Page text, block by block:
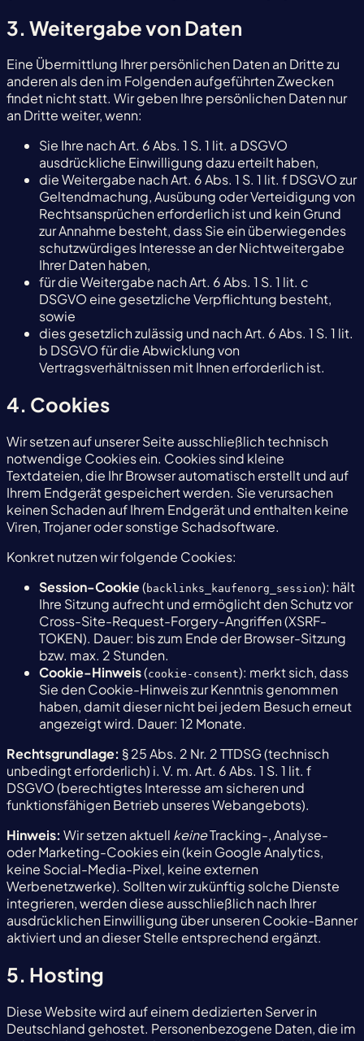
3. Weitergabe von Daten
Eine Übermittlung Ihrer persönlichen Daten an Dritte zu
anderen als den im Folgenden aufgeführten Zwecken
findet nicht statt. Wir geben Ihre persönlichen Daten nur
an Dritte weiter, wenn:
Sie Ihre nach Art. 6 Abs. 1 S. 1 lit. a DSGVO
ausdrückliche Einwilligung dazu erteilt haben,
die Weitergabe nach Art. 6 Abs. 1 S. 1 lit. f DSGVO zur
Geltendmachung, Ausübung oder Verteidigung von
Rechtsansprüchen erforderlich ist und kein Grund
zur Annahme besteht, dass Sie ein überwiegendes
schutzwürdiges Interesse an der Nichtweitergabe
Ihrer Daten haben,
für die Weitergabe nach Art. 6 Abs. 1 S. 1 lit. c
DSGVO eine gesetzliche Verpflichtung besteht,
sowie
dies gesetzlich zulässig und nach Art. 6 Abs. 1 S. 1 lit.
b DSGVO für die Abwicklung von
Vertragsverhältnissen mit Ihnen erforderlich ist.
4. Cookies
Wir setzen auf unserer Seite ausschließlich technisch
notwendige Cookies ein. Cookies sind kleine
Textdateien, die Ihr Browser automatisch erstellt und auf
Ihrem Endgerät gespeichert werden. Sie verursachen
keinen Schaden auf Ihrem Endgerät und enthalten keine
Viren, Trojaner oder sonstige Schadsoftware.
Konkret nutzen wir folgende Cookies:
Session-Cookie(backlinks_kaufenorg_session): hält
Ihre Sitzung aufrecht und ermöglicht den Schutz vor
Cross-Site-Request-Forgery-Angriffen (XSRF-
TOKEN). Dauer: bis zum Ende der Browser-Sitzung
bzw. max. 2 Stunden.
Cookie-Hinweis(cookie-consent): merkt sich, dass
Sie den Cookie-Hinweis zur Kenntnis genommen
haben, damit dieser nicht bei jedem Besuch erneut
angezeigt wird. Dauer: 12 Monate.
Rechtsgrundlage: § 25 Abs. 2 Nr. 2 TTDSG (technisch
unbedingt erforderlich) i. V. m. Art. 6 Abs. 1 S. 1 lit. f
DSGVO (berechtigtes Interesse am sicheren und
funktionsfähigen Betrieb unseres Webangebots).
Hinweis: Wir setzen aktuell keineTracking-, Analyse-
oder Marketing-Cookies ein (kein Google Analytics,
keine Social-Media-Pixel, keine externen
Werbenetzwerke). Sollten wir zukünftig solche Dienste
integrieren, werden diese ausschließlich nach Ihrer
ausdrücklichen Einwilligung über unseren Cookie-Banner
aktiviert und an dieser Stelle entsprechend ergänzt.
5. Hosting
Diese Website wird auf einem dedizierten Server in
Deutschland gehostet. Personenbezogene Daten, die im